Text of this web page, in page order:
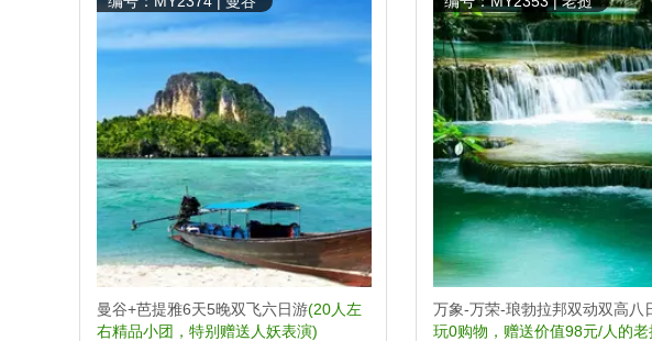
曼谷+芭提雅6天5晚双飞六日游(20人左
右精品小团，特别赠送人妖表演)
万象-万荣-琅勃拉邦双动双高八
玩0购物，赠送价值98元/人的